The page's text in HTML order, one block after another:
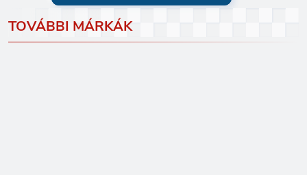
TOVÁBBI MÁRKÁK